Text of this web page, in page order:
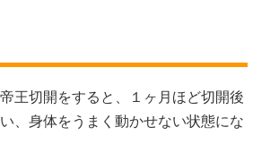
王切開をすると、１ヶ月ほど切開後
、身体をうまく動かせない状態にな